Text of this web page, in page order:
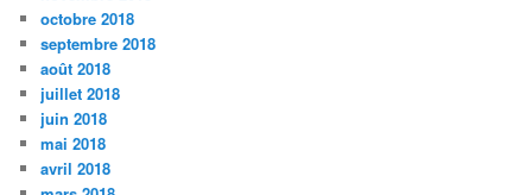
octobre 2018
septembre 2018
août 2018
juillet 2018
juin 2018
mai 2018
avril 2018